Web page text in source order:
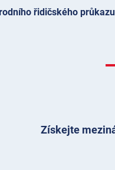
řidičského průkazu
Získejte